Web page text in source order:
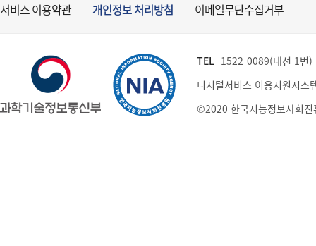
서비스 이용약관 개인정보 처리방침 이메일무단수집거부
TEL 1522-0089(내선 1번
디지털서비스 이용지원시스
©2020 한국지능정보사회진